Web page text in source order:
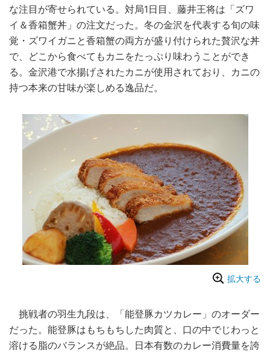
な注目が寄せられている。対局1日目、藤井王将は「ズワ
イ＆香箱蟹丼」の注文だった。冬の金沢を代表する旬の味
覚・ズワイガニと香箱蟹の両方が盛り付けられた贅沢な丼
で、どこから食べてもカニをたっぷり味わうことができ
る。金沢港で水揚げされたカニが使用されており、カニの
持つ本来の甘味が楽しめる逸品だ。
拡大する
挑戦者の羽生九段は、「能登豚カツカレー」のオーダー
だった。能登豚はもちもちした肉質と、口の中でじわっと
溶ける脂のバランスが絶品。日本有数のカレー消費量を誇